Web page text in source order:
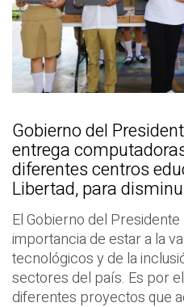
Gobierno del
entrega
diferentes centros
Libertad, para
El Gobierno del
importancia de estar a la
tecnológicos y de la
sectores del país. Es por
diferentes proyectos que